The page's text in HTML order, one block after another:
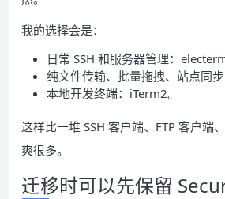
我的选择会是：
日常 SSH 和服务器管理：electerm
纯文件传输、批量拖拽、站点同步
本地开发终端：iTerm2。
这样比一堆 SSH 客户端、FTP 客户端
爽很多。
迁移时可以先保留